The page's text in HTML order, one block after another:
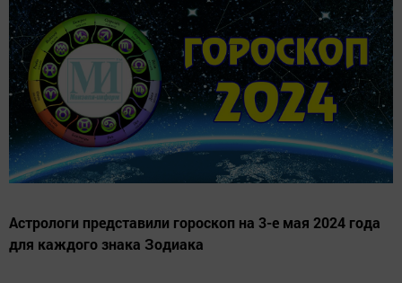
Астрологи представили гороскоп на 3-е мая 2024 года
для каждого знака Зодиака